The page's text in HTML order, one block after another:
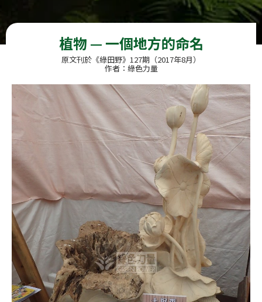
植物 — 一個地方的命名
原文刊於《綠田野》127期（2017年8月）
作者：綠色力量